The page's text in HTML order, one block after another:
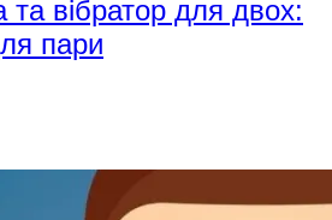
та вібратор для двох:
пари